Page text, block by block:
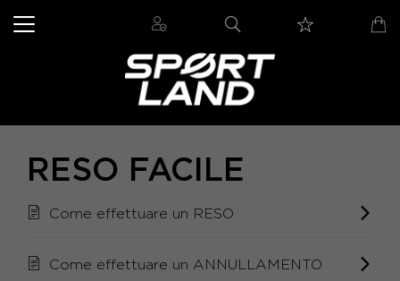
RESO FACILE
Come effettuare un RESO
Come effettuare un ANNULLAMENTO